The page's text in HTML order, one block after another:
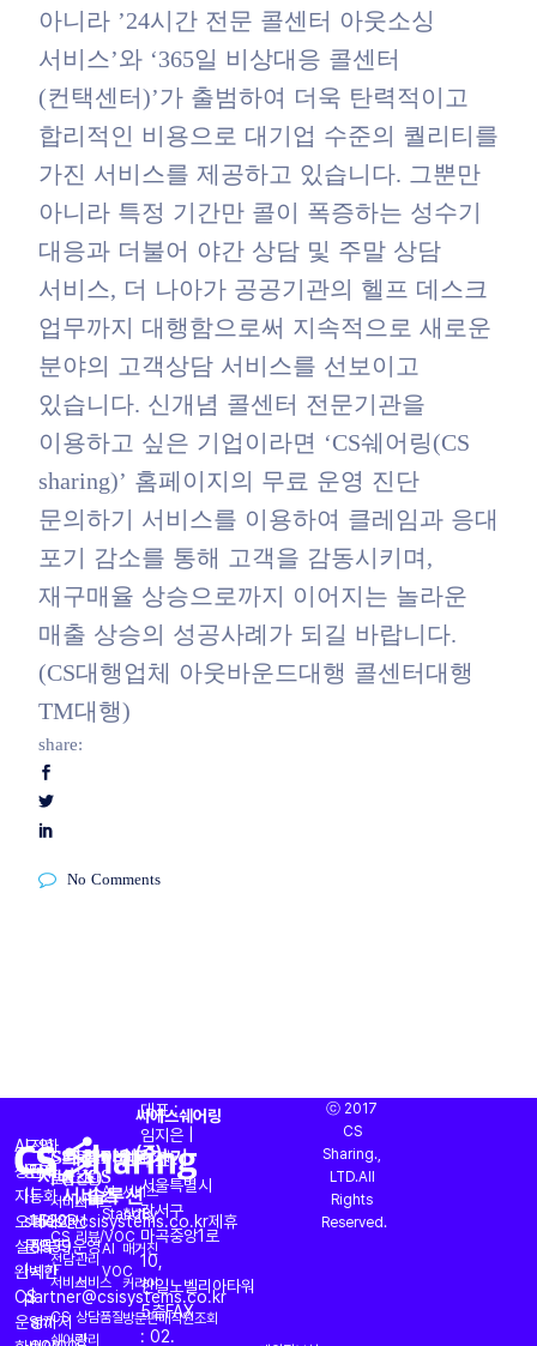
아니라 ’24시간 전문 콜센터 아웃소싱
서비스’와 ‘365일 비상대응 콜센터
(컨택센터)’​가 출범하여 더욱 탄력적이고
합리적인 비용으로 대기업 수준의 퀄리티를
가진 서비스를 제공하고 있습니다. 그뿐만
아니라 특정 기간만 콜이 폭증하는 성수기
대응과 더불어 야간 상담 및 주말 상담
서비스, 더 나아가 공공기관의 헬프 데스크
업무까지 대행함으로써 지속적으로 새로운
분야의 고객상담 서비스를 선보이고
있습니다. 신개념 콜센터 전문기관을
이용하고 싶은 기업이라면 ‘CS쉐어링(CS
sharing)’ 홈페이지의 무료 운영 진단
문의하기 서비스를 이용하여 클레임과 응대
포기 감소를 통해 고객을 감동시키며,
재구매율 상승으로까지 이어지는 놀라운
매출 상승의 성공사례가 되길 바랍니다.
(CS대행업체 아웃바운드대행 콜센터대행
TM대행)
share:
No Comments
AI
상담과
자동화
오퍼레이션
설계부터
완벽한
CS
운영까지
도입
문의
|
sales@csisystems.co.kr제휴
문의
|
partner@csisystems.co.kr
전화
문의
|
1522-
5539운영
시간
|
am
CS대행
서비스
CS
토탈
서비스
CS
전담
서비스
CS
쉐어링
프리미엄
(CX)
서비스
운영
진단
서비스
리뷰/VOC
관리
서비스
상담품질
관리
AI
CS
솔루션
OASIS
AI
StandBy
AI
VOC
바로가기
회사소개
서비스
찾기
매거진
커리어
방문판매직원조회
씨에스쉐어링
(주)
대표 :
임지은 |
주소 :
서울특별시
강서구
마곡중앙1로
10,
한일노벨리아타워
5층FAX
: 02.
ⓒ 2017
CS
Sharing.,
LTD.All
Rights
Reserved.